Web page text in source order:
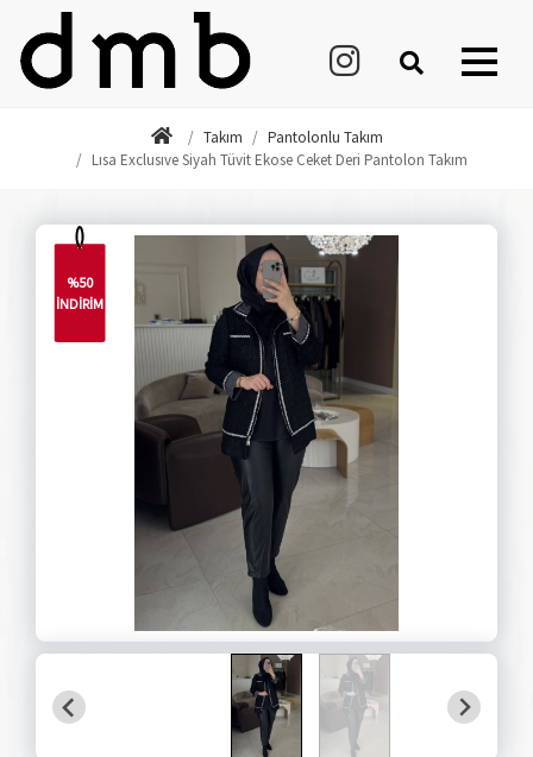
Takım
Pantolonlu Takım
Lısa Exclusıve Siyah Tüvit Ekose Ceket Deri Pantolon Takım
%50
İNDİRİM